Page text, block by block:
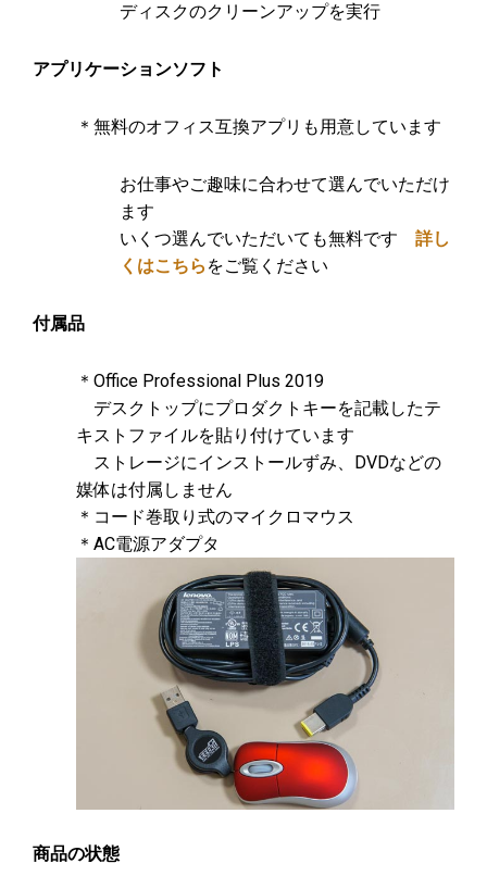
ディスクのクリーンアップを実行
アプリケーションソフト
＊無料のオフィス互換アプリも用意しています
お仕事やご趣味に合わせて選んでいただけ
ます
いくつ選んでいただいても無料です 詳し
くはこちら をご覧ください
付属品
＊Office Professional Plus 2019
デスクトップにプロダクトキーを記載したテ
キストファイルを貼り付けています
ストレージにインストールずみ、DVDなどの
媒体は付属しません
＊コード巻取り式のマイクロマウス
＊AC電源アダプタ
商品の状態